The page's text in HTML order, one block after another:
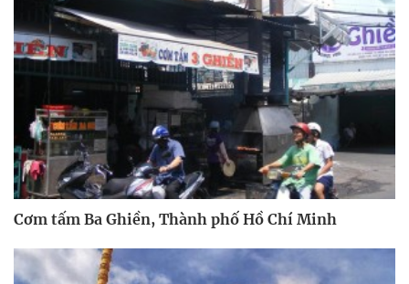
Cơm tấm Ba Ghiền, Thành phố Hồ Chí Minh